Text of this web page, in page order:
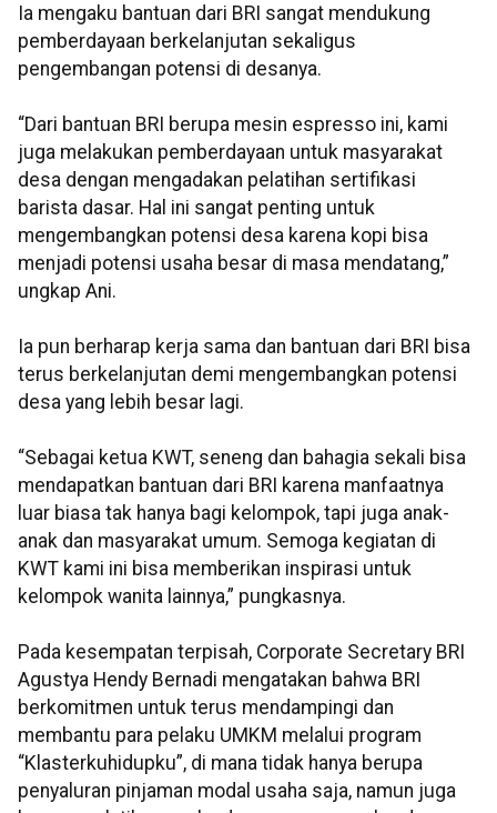
Ia mengaku bantuan dari BRI sangat mendukung
pemberdayaan berkelanjutan sekaligus
pengembangan potensi di desanya.
“Dari bantuan BRI berupa mesin espresso ini, kami
juga melakukan pemberdayaan untuk masyarakat
desa dengan mengadakan pelatihan sertifikasi
barista dasar. Hal ini sangat penting untuk
mengembangkan potensi desa karena kopi bisa
menjadi potensi usaha besar di masa mendatang,”
ungkap Ani.
Ia pun berharap kerja sama dan bantuan dari BRI bisa
terus berkelanjutan demi mengembangkan potensi
desa yang lebih besar lagi.
“Sebagai ketua KWT, seneng dan bahagia sekali bisa
mendapatkan bantuan dari BRI karena manfaatnya
luar biasa tak hanya bagi kelompok, tapi juga anak-
anak dan masyarakat umum. Semoga kegiatan di
KWT kami ini bisa memberikan inspirasi untuk
kelompok wanita lainnya,” pungkasnya.
Pada kesempatan terpisah, Corporate Secretary BRI
Agustya Hendy Bernadi mengatakan bahwa BRI
berkomitmen untuk terus mendampingi dan
membantu para pelaku UMKM melalui program
“Klasterkuhidupku”, di mana tidak hanya berupa
penyaluran pinjaman modal usaha saja, namun juga